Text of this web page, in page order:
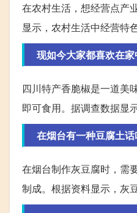
在农村生活，想经营点产
显示，农村生活中经营特
现如今大家都喜欢在
四川特产香脆椒是一道美
即可食用。据调查数据显
在烟台有一种豆腐土
在烟台制作灰豆腐时，需
制成。根据资料显示，灰